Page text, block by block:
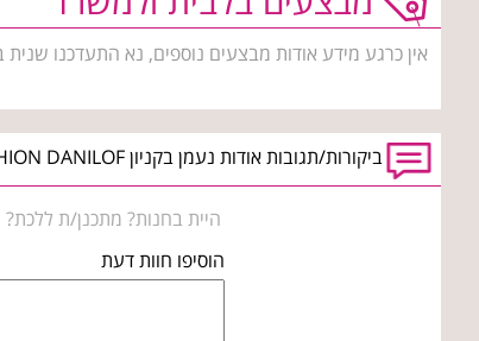
אין כרגע מידע אודות מבצעים נוספים, נא התעדכנו שנית
ביקורות/תגובות אודות נעמן בקניון BIG FASHION DANILOF טבריה
היית בחנות? מתכנן/ת
הוסיפו חוות דעת